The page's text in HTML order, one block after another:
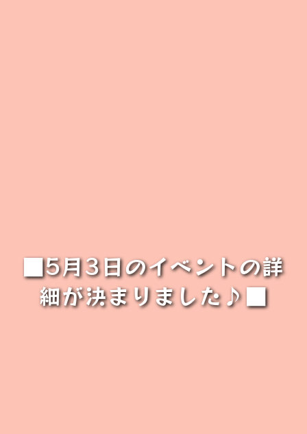
■5月3日のイベントの詳
細が決まりました♪■